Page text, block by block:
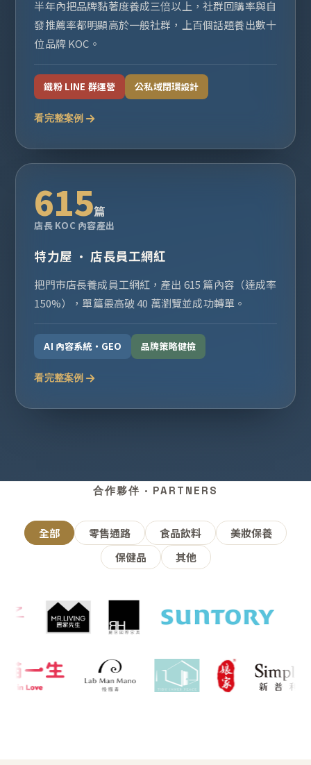
半年內把品牌黏著度養成三倍以上，社群回購率與自
發推薦率都明顯高於一般社群，上百個話題養出數十
位品牌 KOC。
鐵粉 LINE 群運營 公私域閉環設計
看完整案例
615篇
店長 KOC 內容產出
特力屋 · 店長員工網紅
把門市店長養成員工網紅，產出 615 篇內容（達成率
150%），單篇最高破 40 萬瀏覽並成功轉單。
AI 內容系統・GEO 品牌策略健檢
看完整案例
合作夥伴 · PARTNERS
全部 零售通路 食品飲料
美妝保養
保健品
其他